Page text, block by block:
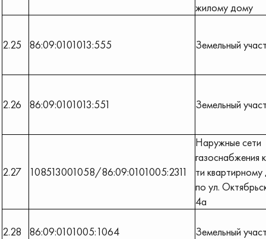
жилому дому
2.25 86:09:0101013:555 Земельный
2.26 86:09:0101013:551 Земельный
2.27 108513001058/86:09:0101005:2311
Наружные сети
газоснабжения
ти
по ул.
4а
2.28 86:09:0101005:1064 Земельный